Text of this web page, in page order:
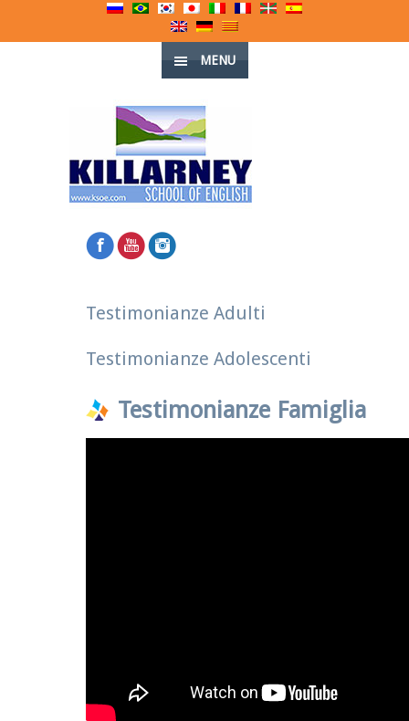
MENU
Testimonianze Adulti
Testimonianze Adolescenti
Testimonianze Famiglia